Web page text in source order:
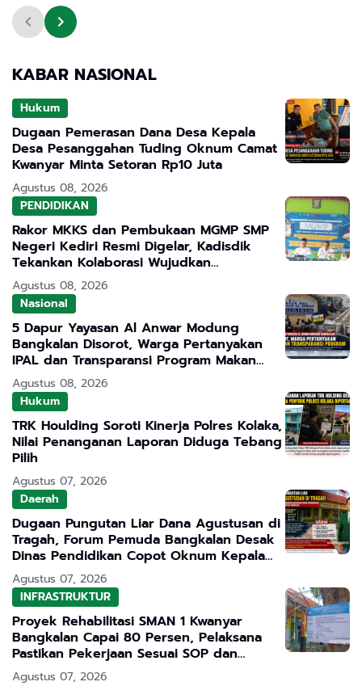
KABAR NASIONAL
Hukum
Dugaan Pemerasan Dana Desa Kepala
Desa Pesanggahan Tuding Oknum Camat
Kwanyar Minta Setoran Rp10 Juta
Agustus 08, 2026
PENDIDIKAN
Rakor MKKS dan Pembukaan MGMP SMP
Negeri Kediri Resmi Digelar, Kadisdik
Tekankan Kolaborasi Wujudkan
Pendidikan Bermutu
Agustus 08, 2026
Nasional
5 Dapur Yayasan Al Anwar Modung
Bangkalan Disorot, Warga Pertanyakan
IPAL dan Transparansi Program Makan
Bergizi Gratis
Agustus 08, 2026
Hukum
TRK Houlding Soroti Kinerja Polres Kolaka,
Nilai Penanganan Laporan Diduga Tebang
Pilih
Agustus 07, 2026
Daerah
Dugaan Pungutan Liar Dana Agustusan di
Tragah, Forum Pemuda Bangkalan Desak
Dinas Pendidikan Copot Oknum Kepala
Sekolah
Agustus 07, 2026
INFRASTRUKTUR
Proyek Rehabilitasi SMAN 1 Kwanyar
Bangkalan Capai 80 Persen, Pelaksana
Pastikan Pekerjaan Sesuai SOP dan
Transparan
Agustus 07, 2026